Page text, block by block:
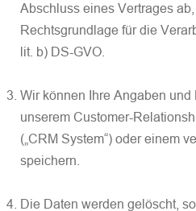
Abschluss eines Vertrages
Rechtsgrundlage für die
lit. b) DS-GVO.
Wir können Ihre Angaben und
unserem Customer-
(„CRM System“) oder einem
speichern.
Die Daten werden gelöscht,